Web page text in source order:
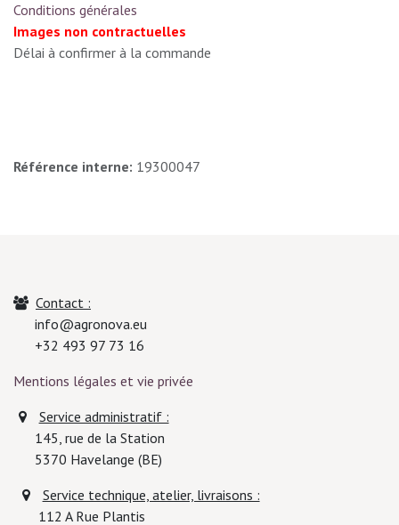
Conditions générales
Images non contractuelles
Délai à confirmer à la commande
Référence interne: 19300047
Contact :
info@agronova.eu
+32 493 97 73 16
Mentions légales et vie privée
Service administratif :
145, rue de la Station
5370 Havelange (BE)
Service technique, atelier, livraisons :
112 A Rue Plantis